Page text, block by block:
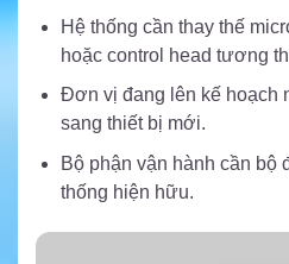
Hệ thống cần thay thế
hoặc control head tương
Đơn vị đang lên kế hoạch
sang thiết bị mới.
Bộ phận vận hành cần bộ
thống hiện hữu.